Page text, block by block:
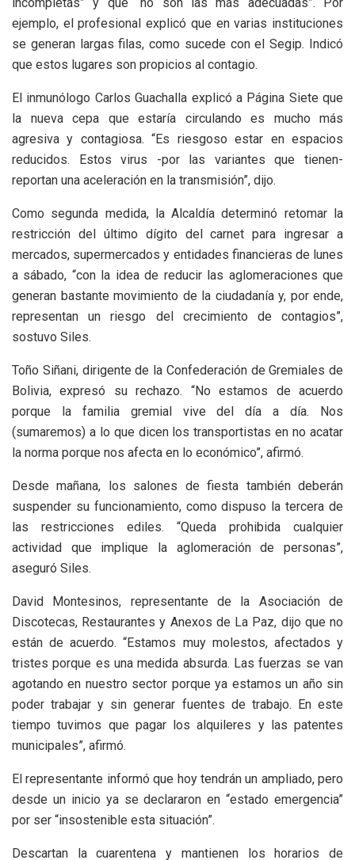
ejemplo, el profesional explicó que en varias instituciones
se generan largas filas, como sucede con el Segip. Indicó
que estos lugares son propicios al contagio.
El inmunólogo Carlos Guachalla explicó a Página Siete que
la nueva cepa que estaría circulando es mucho más
agresiva y contagiosa. “Es riesgoso estar en espacios
reducidos. Estos virus -por las variantes que tienen-
reportan una aceleración en la transmisión”, dijo.
Como segunda medida, la Alcaldía determinó retomar la
restricción del último dígito del carnet para ingresar a
mercados, supermercados y entidades financieras de lunes
a sábado, “con la idea de reducir las aglomeraciones que
generan bastante movimiento de la ciudadanía y, por ende,
representan un riesgo del crecimiento de contagios”,
sostuvo Siles.
Toño Siñani, dirigente de la Confederación de Gremiales de
Bolivia, expresó su rechazo. “No estamos de acuerdo
porque la familia gremial vive del día a día. Nos
(sumaremos) a lo que dicen los transportistas en no acatar
la norma porque nos afecta en lo económico”, afirmó.
Desde mañana, los salones de fiesta también deberán
suspender su funcionamiento, como dispuso la tercera de
las restricciones ediles. “Queda prohibida cualquier
actividad que implique la aglomeración de personas”,
aseguró Siles.
David Montesinos, representante de la Asociación de
Discotecas, Restaurantes y Anexos de La Paz, dijo que no
están de acuerdo. “Estamos muy molestos, afectados y
tristes porque es una medida absurda. Las fuerzas se van
agotando en nuestro sector porque ya estamos un año sin
poder trabajar y sin generar fuentes de trabajo. En este
tiempo tuvimos que pagar los alquileres y las patentes
municipales”, afirmó.
El representante informó que hoy tendrán un ampliado, pero
desde un inicio ya se declararon en “estado emergencia”
por ser “insostenible esta situación”.
Descartan la cuarentena y mantienen los horarios de